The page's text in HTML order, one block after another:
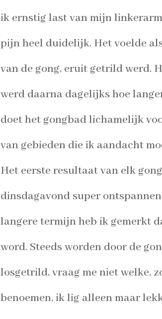
ik ernstig last van mijn
pijn heel duidelijk. Het voelde
van de gong, eruit getrild werd.
werd daarna dagelijks hoe
doet het gongbad lichamelijk
van gebieden die ik aandacht
Het eerste resultaat van elk
dinsdagavond super
langere termijn heb ik gemerkt
word. Steeds worden door de
losgetrild, vraag me niet welke,
benoemen, ik lig alleen maar